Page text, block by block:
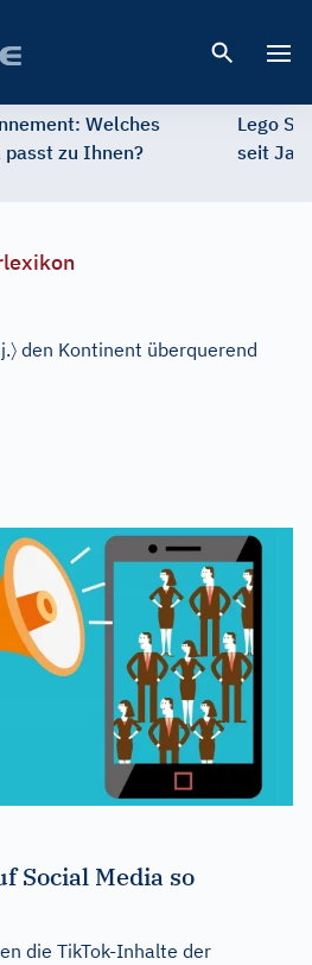
Welches
zu Ihnen?
Lego
seit
〉 den Kontinent überquerend
Social Media so
die TikTok-Inhalte der